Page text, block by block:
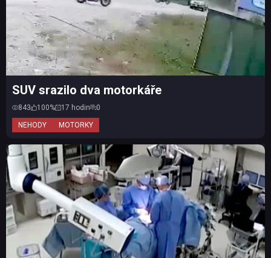
NEHODY MOTORKY
SUV srazilo dva motorkáře
843 100% 17 hodin 0